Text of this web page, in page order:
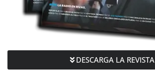
DESCARGA LA REVISTA